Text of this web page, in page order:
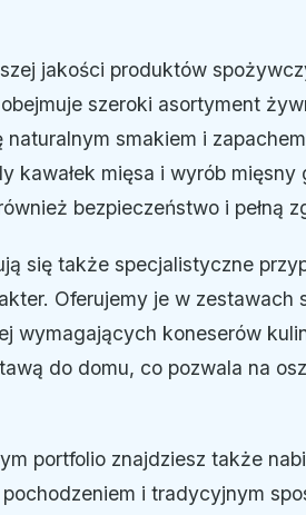
jakości produktów
szeroki asortyment
smakiem i
kawałek mięsa i wyrób
bezpieczeństwo i pełną
się także specjalistyczne
Oferujemy je w zestawach
wymagających koneserów
do domu, co pozwala na
portfolio znajdziesz także
i tradycyjnym